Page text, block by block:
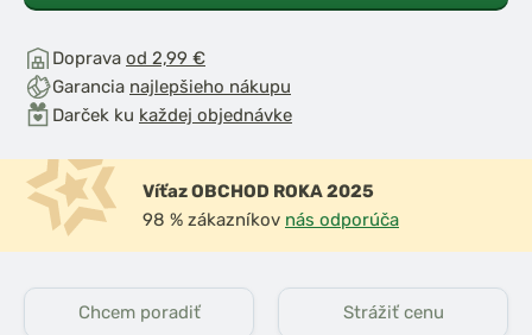
Doprava od 2,99 €
Garancia najlepšieho nákupu
Darček ku každej objednávke
Víťaz OBCHOD ROKA 2025
98 % zákazníkov nás odporúča
Chcem poradiť Strážiť cenu